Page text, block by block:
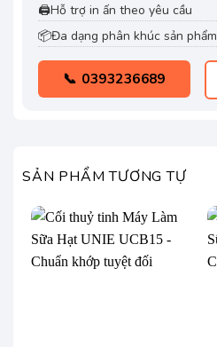
🖨️Hỗ trợ in ấn theo yêu cầu
📦Đa dạng phân khúc sản phẩm
📞 0393236689
SẢN PHẨM TƯƠNG TỰ